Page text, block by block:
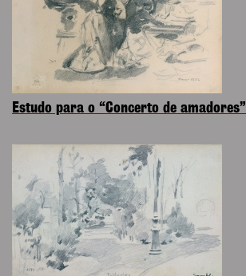
Estudo para o “Concerto de amadores”